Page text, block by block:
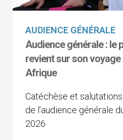
AUDIENCE GÉNÉRALE
Audience générale : le
revient sur son
Afrique
Catéchèse et
de l’audience générale
2026